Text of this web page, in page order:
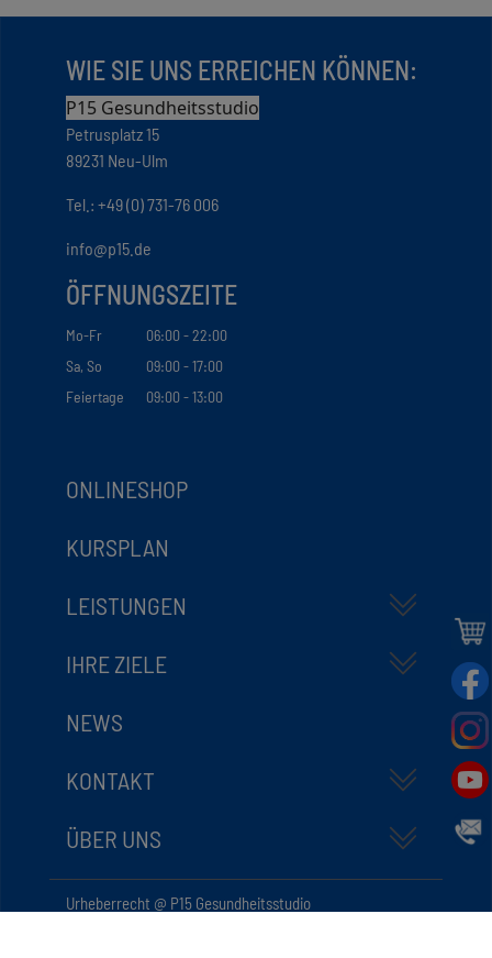
WIE SIE UNS ERREICHEN KÖNNEN:
P15 Gesundheitsstudio
Petrusplatz 15
89231 Neu-Ulm
Tel.: +49 (0) 731-76 006
info@p15.de
ONLINESHOP
KURSPLAN
IHRE ZIELE
LEISTUNGEN
ÖFFNUNGSZEITE
Mo-Fr
06:00 - 22:00
Sa, So
09:00 - 17:00
Feiertage
09:00 - 13:00
NEWS
ÜBER UNS
KONTAKT
Urheberrecht @ P15 Gesundheitsstudio